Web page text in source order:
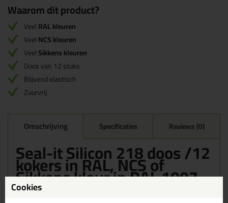
Waarom dit product?
VeelRAL kleuren
VeelNCS kleuren
VeelSikkens kleuren
Doos van 12 stuks
Blijvend elastisch
Zuurvrij
Omschrijving Specificaties Reviews (0)
Seal-it Silicon 218 doos /12
kokers in RAL, NCS of
Sikkens kleur in RAL 1007
Bestel de Seal-it Silicon 218 doos /12 kokers in RAL, NCS of
Cookies